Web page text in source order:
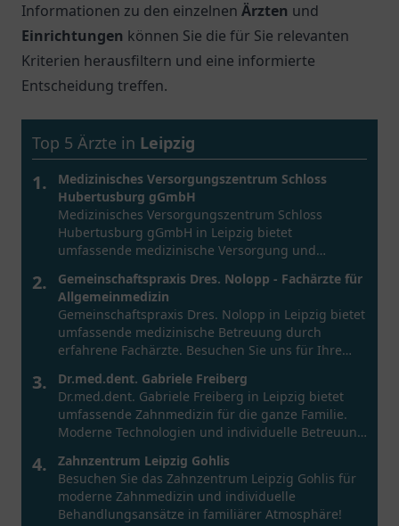
Informationen zu den einzelnen Ärzten und
Einrichtungen können Sie die für Sie relevanten
Kriterien herausfiltern und eine informierte
Entscheidung treffen.
Top 5 Ärzte in Leipzig
1.
Medizinisches Versorgungszentrum Schloss
Hubertusburg gGmbH
Medizinisches Versorgungszentrum Schloss
Hubertusburg gGmbH in Leipzig bietet
umfassende medizinische Versorgung und
2.
Gemeinschaftspraxis Dres. Nolopp - Fachärzte für
Allgemeinmedizin
Gemeinschaftspraxis Dres. Nolopp in Leipzig bietet
umfassende medizinische Betreuung durch
erfahrene Fachärzte. Besuchen Sie uns für Ihre
3.
Dr.med.dent. Gabriele Freiberg
Dr.med.dent. Gabriele Freiberg in Leipzig bietet
umfassende Zahnmedizin für die ganze Familie.
Moderne Technologien und individuelle Betreuung
4.
Zahnzentrum Leipzig Gohlis
Besuchen Sie das Zahnzentrum Leipzig Gohlis für
moderne Zahnmedizin und individuelle
Behandlungsansätze in familiärer Atmosphäre!